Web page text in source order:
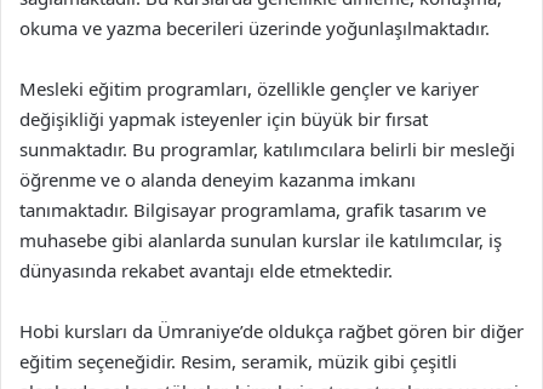
okuma ve yazma becerileri üzerinde yoğunlaşılmaktadır.
Mesleki eğitim programları, özellikle gençler ve kariyer
değişikliği yapmak isteyenler için büyük bir fırsat
sunmaktadır. Bu programlar, katılımcılara belirli bir mesleği
öğrenme ve o alanda deneyim kazanma imkanı
tanımaktadır. Bilgisayar programlama, grafik tasarım ve
muhasebe gibi alanlarda sunulan kurslar ile katılımcılar, iş
dünyasında rekabet avantajı elde etmektedir.
Hobi kursları da Ümraniye’de oldukça rağbet gören bir diğer
eğitim seçeneğidir. Resim, seramik, müzik gibi çeşitli